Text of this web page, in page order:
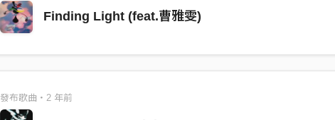
Finding Light (feat.曹雅雯)
發布歌曲・2 年前